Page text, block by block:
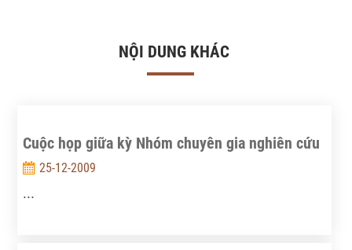
NỘI DUNG KHÁC
Cuộc họp giữa kỳ Nhóm chuyên gia nghiên cứu
25-12-2009
...